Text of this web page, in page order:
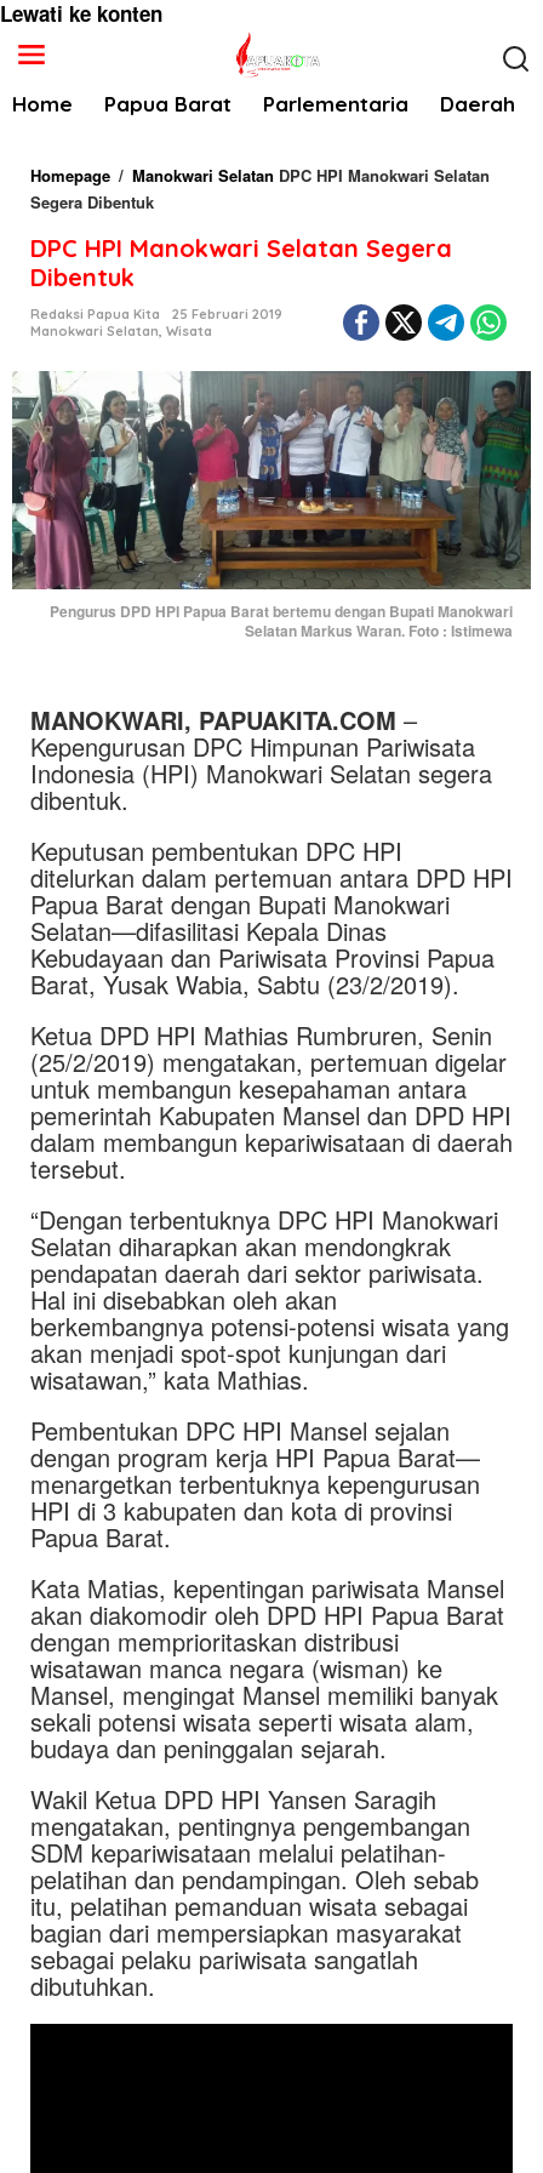
Lewati ke konten
Home Papua Barat Parlementaria Daerah
Homepage / Manokwari Selatan DPC HPI Manokwari Selatan
Segera Dibentuk
DPC HPI Manokwari Selatan Segera
Dibentuk
Redaksi Papua Kita
25 Februari 2019
Manokwari Selatan, Wisata
Pengurus DPD HPI Papua Barat bertemu dengan Bupati Manokwari
Selatan Markus Waran. Foto : Istimewa
MANOKWARI, PAPUAKITA.COM –
Kepengurusan DPC Himpunan Pariwisata
Indonesia (HPI) Manokwari Selatan segera
dibentuk.
Keputusan pembentukan DPC HPI
ditelurkan dalam pertemuan antara DPD HPI
Papua Barat dengan Bupati Manokwari
Selatan—difasilitasi Kepala Dinas
Kebudayaan dan Pariwisata Provinsi Papua
Barat, Yusak Wabia, Sabtu (23/2/2019).
Ketua DPD HPI Mathias Rumbruren, Senin
(25/2/2019) mengatakan, pertemuan digelar
untuk membangun kesepahaman antara
pemerintah Kabupaten Mansel dan DPD HPI
dalam membangun kepariwisataan di daerah
tersebut.
“Dengan terbentuknya DPC HPI Manokwari
Selatan diharapkan akan mendongkrak
pendapatan daerah dari sektor pariwisata.
Hal ini disebabkan oleh akan
berkembangnya potensi-potensi wisata yang
akan menjadi spot-spot kunjungan dari
wisatawan,” kata Mathias.
Pembentukan DPC HPI Mansel sejalan
dengan program kerja HPI Papua Barat—
menargetkan terbentuknya kepengurusan
HPI di 3 kabupaten dan kota di provinsi
Papua Barat.
Kata Matias, kepentingan pariwisata Mansel
akan diakomodir oleh DPD HPI Papua Barat
dengan memprioritaskan distribusi
wisatawan manca negara (wisman) ke
Mansel, mengingat Mansel memiliki banyak
sekali potensi wisata seperti wisata alam,
budaya dan peninggalan sejarah.
Wakil Ketua DPD HPI Yansen Saragih
mengatakan, pentingnya pengembangan
SDM kepariwisataan melalui pelatihan-
pelatihan dan pendampingan. Oleh sebab
itu, pelatihan pemanduan wisata sebagai
bagian dari mempersiapkan masyarakat
sebagai pelaku pariwisata sangatlah
dibutuhkan.